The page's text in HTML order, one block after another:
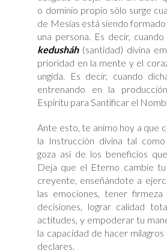
o dominio propio sólo surge
de Mesías está siendo
una persona. Es decir,
kedusháh(santidad) divina
prioridad en la mente y el
ungida. Es decir, cuando
entrenando en la
Espíritu para Santificar el
Ante esto, te animo hoy a que
la Instrucción divina tal
goza así de los beneficios
Deja que el Eterno cambie
creyente, enseñándote a
las emociones, tener
decisiones, lograr calidad
actitudes, y empoderar tu
la capacidad de hacer
declares.